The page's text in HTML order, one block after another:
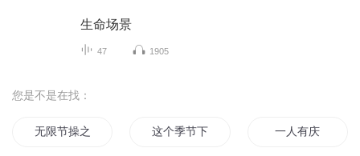
生命场景
47 1905
您是不是在找：
无限节操之旅 这个季节下一场雨 一人有庆